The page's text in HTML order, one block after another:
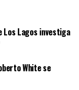
Los Lagos investiga
White se